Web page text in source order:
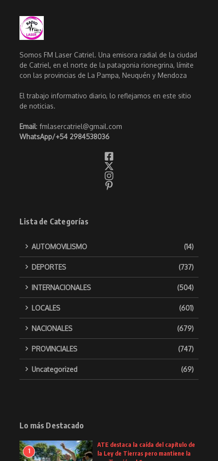
Somos FM Laser Catriel. Una emisora radial de la ciudad
de Catriel, en el norte de la patagonia rionegrina, límite
con las provincias de La Pampa, Neuquén y Mendoza
El trabajo informativo diario, lo reflejamos en este sitio
de noticias.
Email: fmlasercatriel@gmail.com
WhatsApp/+54 2984538036
Lista de Categorías
AUTOMOVILISMO (14)
DEPORTES (737)
INTERNACIONALES (504)
LOCALES (601)
NACIONALES (679)
PROVINCIALES (747)
Uncategorized (69)
Lo más Destacado
1
ATE destaca la caída del capítulo de
la Ley de Tierras pero mantiene la